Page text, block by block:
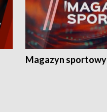
Magazyn sportowy